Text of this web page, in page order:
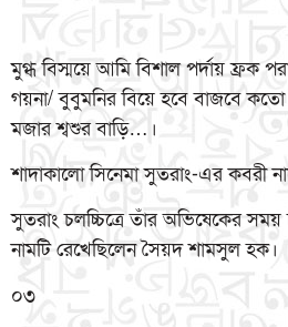
মুগ্ধ বিস্ময়ে আমি বিশাল পর্দায় ফ্রক
গয়না/ বুবুমনির বিয়ে হবে বাজবে
মজার শ্বশুর বাড়ি…।
শাদাকালো সিনেমা সুতরাং-এর কবরী
সুতরাং চলচ্চিত্রে তাঁর অভিষেকের সময়
নামটি রেখেছিলেন সৈয়দ শামসুল হক।
০৩